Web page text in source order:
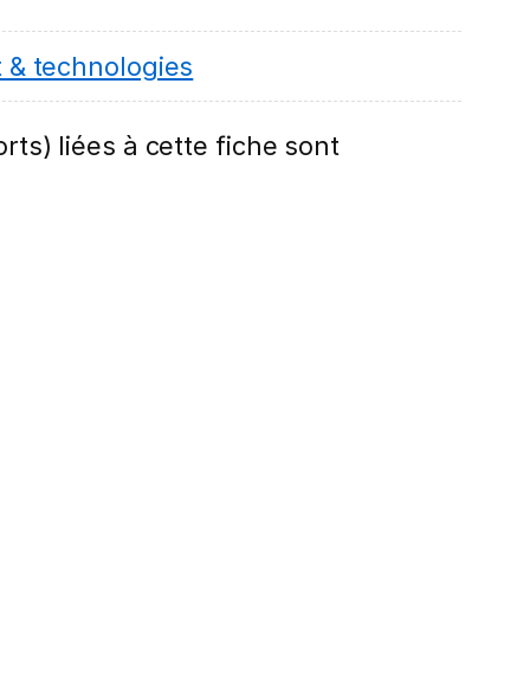
technologies
liées à cette fiche sont